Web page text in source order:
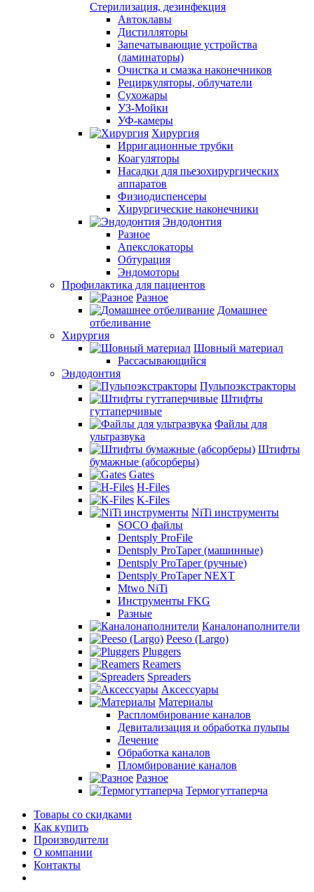
Стерилизация, дезинфекция
Автоклавы
Дистилляторы
Запечатывающие устройства
(ламинаторы)
Очистка и смазка наконечников
Рециркуляторы, облучатели
Сухожары
УЗ-Мойки
УФ-камеры
Хирургия
Ирригационные трубки
Коагуляторы
Насадки для пьезохирургических
аппаратов
Физиодиспенсеры
Хирургические наконечники
Эндодонтия
Разное
Апекслокаторы
Обтурация
Эндомоторы
Профилактика для пациентов
Разное
Домашнее
отбеливание
Хирургия
Шовный материал
Рассасывающийся
Эндодонтия
Пульпоэкстракторы
Штифты
гуттаперчивые
Файлы для
ультразвука
Штифты
бумажные (абсорберы)
Gates
H-Files
K-Files
NiTi инструменты
SOCO файлы
Dentsply ProFile
Dentsply ProTaper (машинные)
Dentsply ProTaper (ручные)
Dentsply ProTaper NEXT
Mtwo NiTi
Инструменты FKG
Разные
Каналонаполнители
Peeso (Largo)
Pluggers
Reamers
Spreaders
Аксессуары
Материалы
Распломбирование каналов
Девитализация и обработка пульпы
Лечение
Обработка каналов
Пломбирование каналов
Разное
Термогуттаперча
Товары со скидками
Как купить
Производители
О компании
Контакты